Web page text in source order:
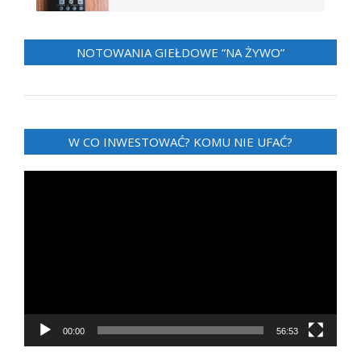
NOTOWANIA GIEŁDOWE “NA ŻYWO”
W CO INWESTOWAĆ? KOMU NIE UFAĆ?
00:00 56:53